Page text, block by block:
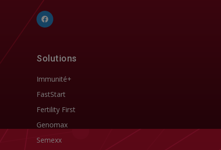
Solutions
Immunité+
FastStart
Fertility First
Genomax
Semexx